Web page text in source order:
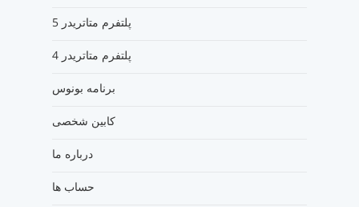
پلتفرم متاتریدر 5
پلتفرم متاتریدر 4
برنامه بونوس
کابین شخصی
درباره ما
حساب ها